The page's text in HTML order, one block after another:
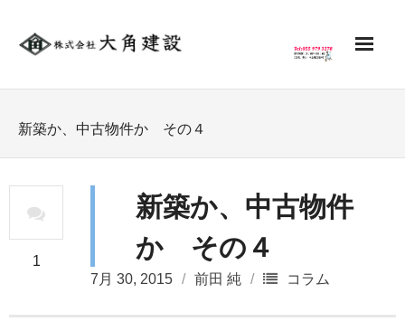
リフォーム
土木工事
新築か、中古物件か その４
新築か、中古物件
か その４
7月 30, 2015 前田 純
1
コラム